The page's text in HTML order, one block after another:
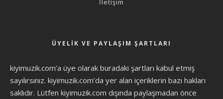
ÜYELIK VE PAYLAŞIM ŞARTLARI
kiyimuzik.com’a üye olarak buradaki şartları kabul etmiş
sayılırsınız. kiyimuzik.com’da yer alan içeriklerin bazı hakları
saklıdır. Lütfen kiyimuzik.com dışında paylaşmadan önce